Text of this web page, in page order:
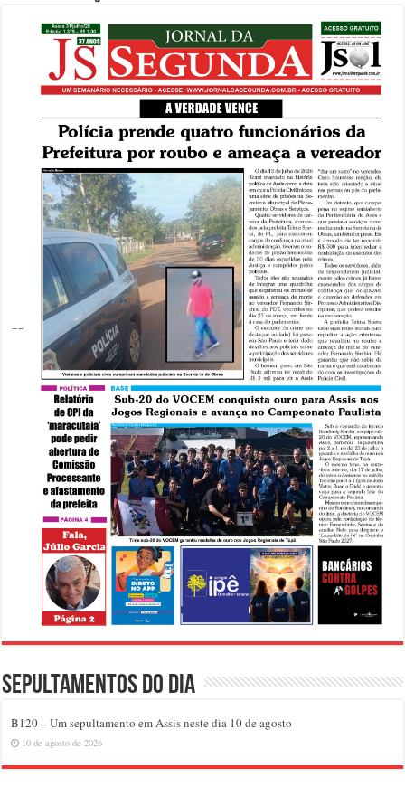
Sepultamentos do dia
B120 – Um sepultamento em Assis neste dia 10 de agosto
10 de agosto de 2026